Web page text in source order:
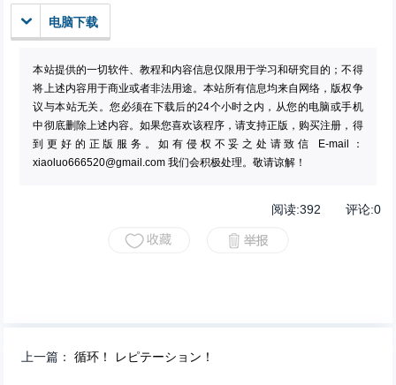
电脑下载
本站提供的一切软件、教程和内容信息仅限用于学习和研究目的；不得
将上述内容用于商业或者非法用途。本站所有信息均来自网络，版权争
议与本站无关。您必须在下载后的24个小时之内，从您的电脑或手机
中彻底删除上述内容。如果您喜欢该程序，请支持正版，购买注册，得
到更好的正版服务。如有侵权不妥之处请致信 E-mail：
xiaoluo666520@gmail.com 我们会积极处理。敬请谅解！
阅读:392 评论:0
上一篇：循环！ レピテーション！